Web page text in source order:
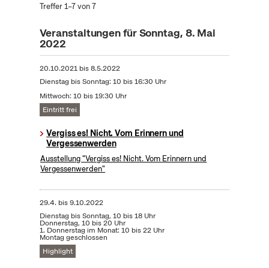
Treffer 1–7 von 7
Veranstaltungen für Sonntag, 8. Mai
2022
20.10.2021bis8.5.2022
Dienstag bis Sonntag: 10 bis 16:30 Uhr
Mittwoch: 10 bis 19:30 Uhr
Eintritt frei
Vergiss es! Nicht. Vom Erinnern und
Vergessenwerden
Ausstellung "Vergiss es! Nicht. Vom Erinnern und
Vergessenwerden"
29.4. bis9.10.2022
Dienstag bis Sonntag, 10 bis 18 Uhr
Donnerstag, 10 bis 20 Uhr
1. Donnerstag im Monat: 10 bis 22 Uhr
Montag geschlossen
Highlight